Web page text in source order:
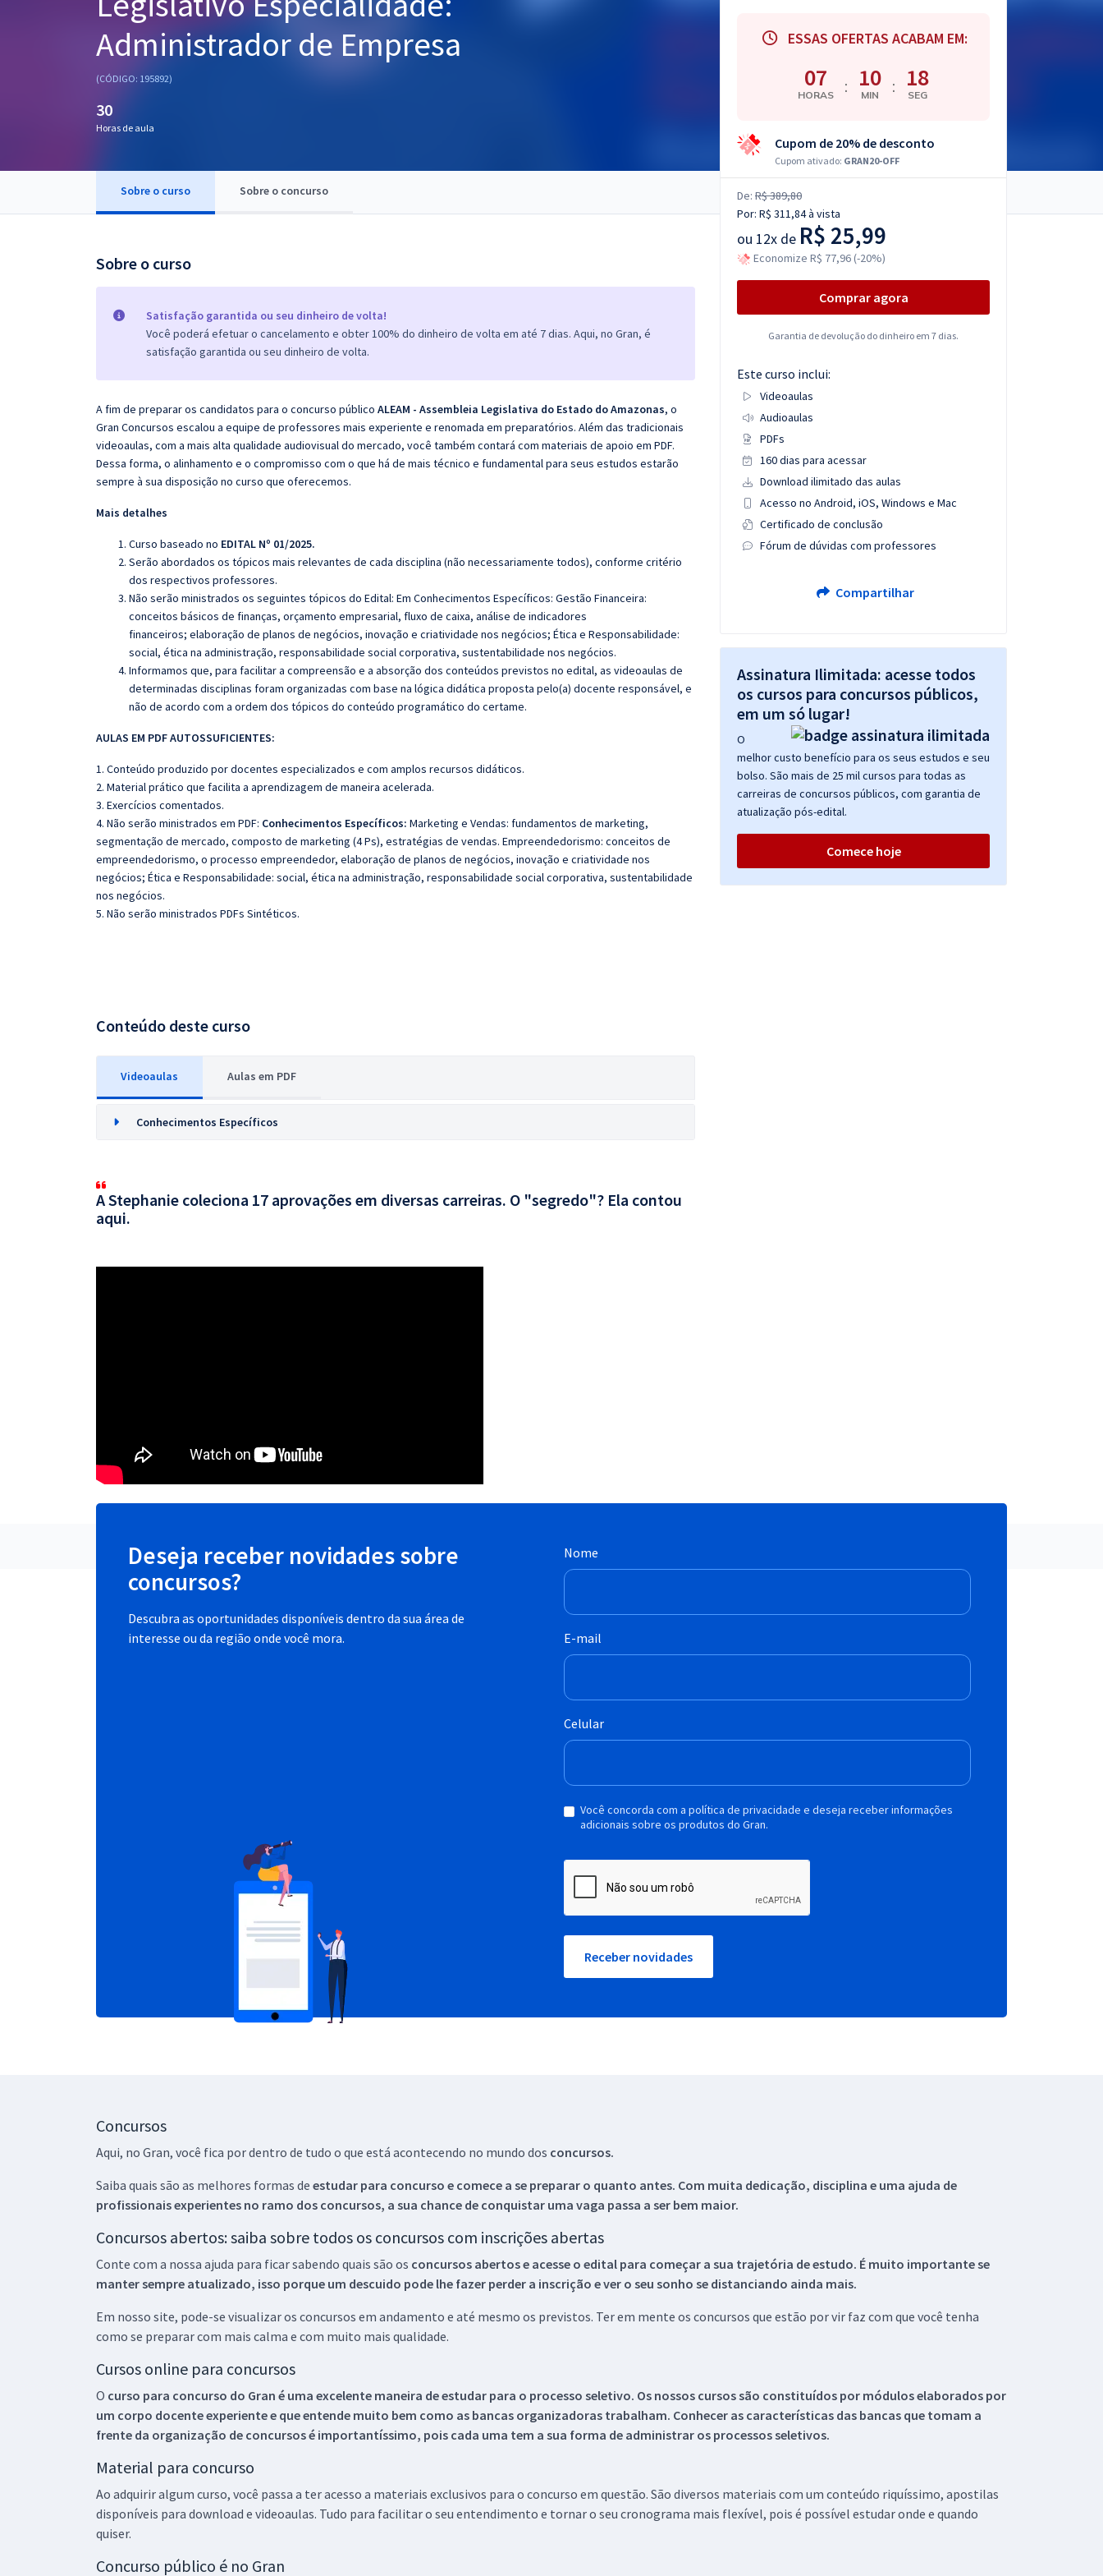
Questões grátis
Administrador de Empresa
(CÓDIGO: 195892)
30
Horas de aula
Sobre o curso Sobre o concurso
Sobre o curso
Satisfação garantida ou seu dinheiro de volta!
Você poderá efetuar o cancelamento e obter 100% do dinheiro de volta em até 7 dias. Aqui, no Gran, é
satisfação garantida ou seu dinheiro de volta.
A fim de preparar os candidatos para o concurso público ALEAM - Assembleia Legislativa do Estado do Amazonas, o
Gran Concursos escalou a equipe de professores mais experiente e renomada em preparatórios. Além das tradicionais
videoaulas, com a mais alta qualidade audiovisual do mercado, você também contará com materiais de apoio em PDF.
Dessa forma, o alinhamento e o compromisso com o que há de mais técnico e fundamental para seus estudos estarão
sempre à sua disposição no curso que oferecemos.
Mais detalhes
Curso baseado no EDITAL Nº 01/2025.
Serão abordados os tópicos mais relevantes de cada disciplina (não necessariamente todos), conforme critério
dos respectivos professores.
Não serão ministrados os seguintes tópicos do Edital: Em Conhecimentos Específicos: Gestão Financeira:
conceitos básicos de finanças, orçamento empresarial, fluxo de caixa, análise de indicadores
financeiros; elaboração de planos de negócios, inovação e criatividade nos negócios; Ética e Responsabilidade:
social, ética na administração, responsabilidade social corporativa, sustentabilidade nos negócios.
Informamos que, para facilitar a compreensão e a absorção dos conteúdos previstos no edital, as videoaulas de
determinadas disciplinas foram organizadas com base na lógica didática proposta pelo(a) docente responsável, e
não de acordo com a ordem dos tópicos do conteúdo programático do certame.
AULAS EM PDF AUTOSSUFICIENTES:
1. Conteúdo produzido por docentes especializados e com amplos recursos didáticos.
2. Material prático que facilita a aprendizagem de maneira acelerada.
3. Exercícios comentados.
4. Não serão ministrados em PDF: Conhecimentos Específicos: Marketing e Vendas: fundamentos de marketing,
segmentação de mercado, composto de marketing (4 Ps), estratégias de vendas. Empreendedorismo: conceitos de
empreendedorismo, o processo empreendedor, elaboração de planos de negócios, inovação e criatividade nos
negócios; Ética e Responsabilidade: social, ética na administração, responsabilidade social corporativa, sustentabilidade
nos negócios.
5. Não serão ministrados PDFs Sintéticos.
Conteúdo deste curso
Videoaulas Aulas em PDF
Conhecimentos Específicos
A Stephanie coleciona 17 aprovações em diversas carreiras. O "segredo"? Ela contou
aqui.
ESSAS OFERTAS ACABAM EM:
07
HORAS : 10
MIN : 17
SEG
Cupom de 20% de desconto
Cupom ativado: GRAN20-OFF
De: R$ 389,80
Por: R$ 311,84à vista
ou 12x de R$ 25,99
Economize R$ 77,96 (-20%)
Comprar agora
Garantia de devolução do dinheiro em 7 dias.
Este curso inclui:
Videoaulas
Audioaulas
PDFs
160 dias para acessar
Download ilimitado das aulas
Acesso no Android, iOS, Windows e Mac
Certificado de conclusão
Fórum de dúvidas com professores
Compartilhar
Assinatura Ilimitada: acesse todos
os cursos para concursos públicos,
em um só lugar!
O
melhor custo benefício para os seus estudos e seu
bolso. São mais de 25 mil cursos para todas as
carreiras de concursos públicos, com garantia de
atualização pós-edital.
Comece hoje
Deseja receber novidades sobre
concursos?
Descubra as oportunidades disponíveis dentro da sua área de
interesse ou da região onde você mora.
Nome
E-mail
Celular
Você concorda com a política de privacidade e deseja receber informações
adicionais sobre os produtos do Gran.
Receber novidades
Concursos
Aqui, no Gran, você fica por dentro de tudo o que está acontecendo no mundo dos concursos.
Saiba quais são as melhores formas de estudar para concurso e comece a se preparar o quanto antes. Com muita dedicação, disciplina e uma ajuda de
profissionais experientes no ramo dos concursos, a sua chance de conquistar uma vaga passa a ser bem maior.
Concursos abertos: saiba sobre todos os concursos com inscrições abertas
Conte com a nossa ajuda para ficar sabendo quais são os concursos abertos e acesse o edital para começar a sua trajetória de estudo. É muito importante se
manter sempre atualizado, isso porque um descuido pode lhe fazer perder a inscrição e ver o seu sonho se distanciando ainda mais.
Em nosso site, pode-se visualizar os concursos em andamento e até mesmo os previstos. Ter em mente os concursos que estão por vir faz com que você tenha
como se preparar com mais calma e com muito mais qualidade.
Cursos online para concursos
O curso para concurso do Gran é uma excelente maneira de estudar para o processo seletivo. Os nossos cursos são constituídos por módulos elaborados por
um corpo docente experiente e que entende muito bem como as bancas organizadoras trabalham. Conhecer as características das bancas que tomam a
frente da organização de concursos é importantíssimo, pois cada uma tem a sua forma de administrar os processos seletivos.
Material para concurso
Ao adquirir algum curso, você passa a ter acesso a materiais exclusivos para o concurso em questão. São diversos materiais com um conteúdo riquíssimo, apostilas
disponíveis para download e videoaulas. Tudo para facilitar o seu entendimento e tornar o seu cronograma mais flexível, pois é possível estudar onde e quando
quiser.
Concurso público é no Gran